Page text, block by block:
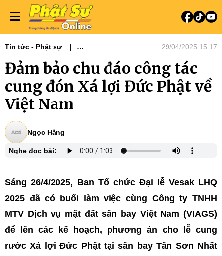
Tin tức - Phật sự
Đại lễ Phật đản Vesak 2025
29/04/2025 15:17
Đảm bảo chu đáo công tác
cung đón Xá lợi Đức Phật về
Việt Nam
Ngọc Hằng
Nghe đọc bài:
Sáng 26/4/2025, Ban Tổ chức Đại lễ Vesak LHQ
2025 đã có buổi làm việc cùng Công ty TNHH
MTV Dịch vụ mặt đất sân bay Việt Nam (VIAGS)
để lên các kế hoạch, phương án cho lễ cung
rước Xá lợi Đức Phật tại sân bay Tân Sơn Nhất